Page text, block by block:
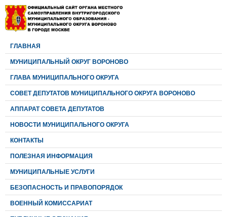
ГЛАВНАЯ
МУНИЦИПАЛЬНЫЙ ОКРУГ ВОРОНОВО
ГЛАВА МУНИЦИПАЛЬНОГО ОКРУГА
CОВЕТ ДЕПУТАТОВ МУНИЦИПАЛЬНОГО ОКРУГА ВОРОНОВО
АППАРАТ СОВЕТА ДЕПУТАТОВ
НОВОСТИ МУНИЦИПАЛЬНОГО ОКРУГА
КОНТАКТЫ
ПОЛЕЗНАЯ ИНФОРМАЦИЯ
МУНИЦИПАЛЬНЫЕ УСЛУГИ
БЕЗОПАСНОСТЬ И ПРАВОПОРЯДОК
ВОЕННЫЙ КОМИССАРИАТ